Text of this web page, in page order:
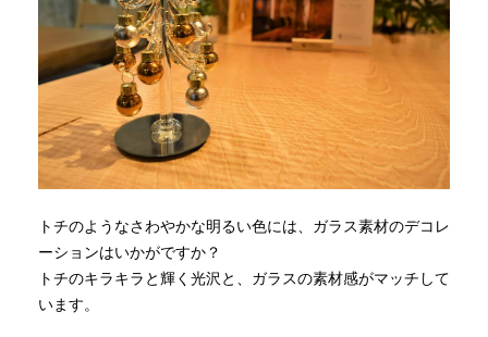
トチのようなさわやかな明るい色には、ガラス素材のデコレ
ーションはいかがですか？
トチのキラキラと輝く光沢と、ガラスの素材感がマッチして
います。